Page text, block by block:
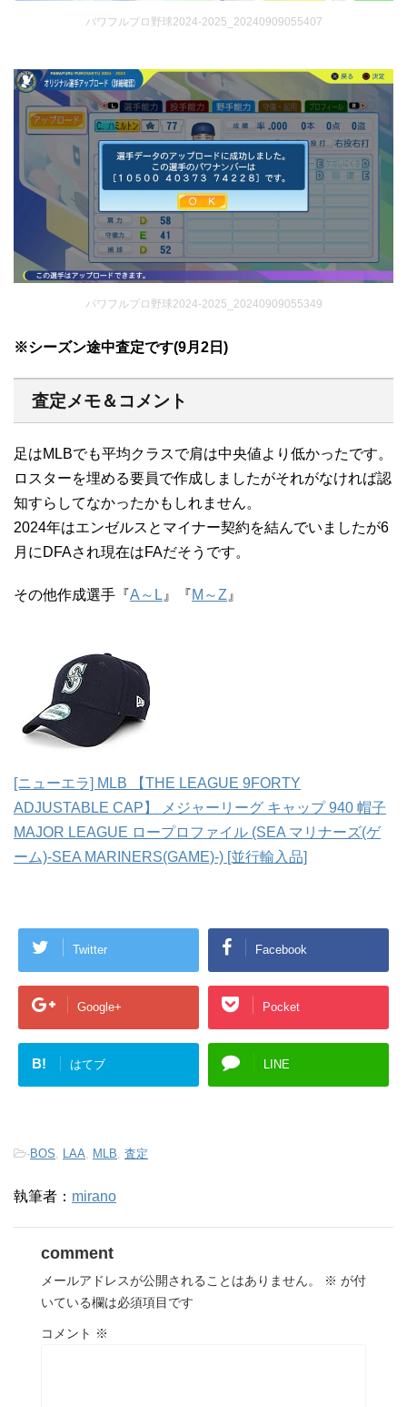
パワフルプロ野球2024-2025_20240909055407
パワフルプロ野球2024-2025_20240909055349
※シーズン途中査定です(9月2日)
査定メモ＆コメント
足はMLBでも平均クラスで肩は中央値より低かったです。
ロスターを埋める要員で作成しましたがそれがなければ認
知すらしてなかったかもしれません。
2024年はエンゼルスとマイナー契約を結んでいましたが6
月にDFAされ現在はFAだそうです。
その他作成選手『A～L 』『M～Z 』
[ニューエラ] MLB 【THE LEAGUE 9FORTY
ADJUSTABLE CAP】 メジャーリーグ キャップ 940 帽子
MAJOR LEAGUE ロープロファイル (SEA マリナーズ(ゲ
ーム)-SEA MARINERS(GAME)-) [並行輸入品]
Twitter Facebook
Google+ Pocket
B! はてブ LINE
-BOS LAA MLB 査定
執筆者： mirano
comment
メールアドレスが公開されることはありません。 ※ が付
いている欄は必須項目です
コメント ※